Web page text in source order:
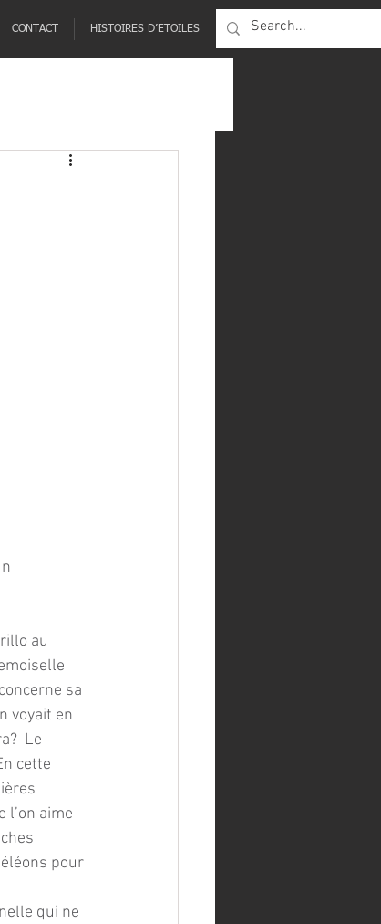
CONTACT HISTOIRES D’ETOILES
au
sa
voyait en
Le
cette
l’on aime
pour
qui ne